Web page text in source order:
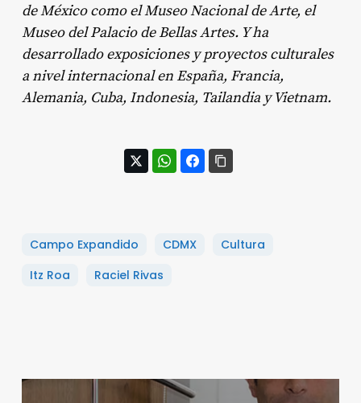
de México como el Museo Nacional de Arte, el
Museo del Palacio de Bellas Artes. Y ha
desarrollado exposiciones y proyectos culturales
a nivel internacional en España, Francia,
Alemania, Cuba, Indonesia, Tailandia y Vietnam.
Campo Expandido CDMX
Cultura
Itz Roa
Raciel Rivas